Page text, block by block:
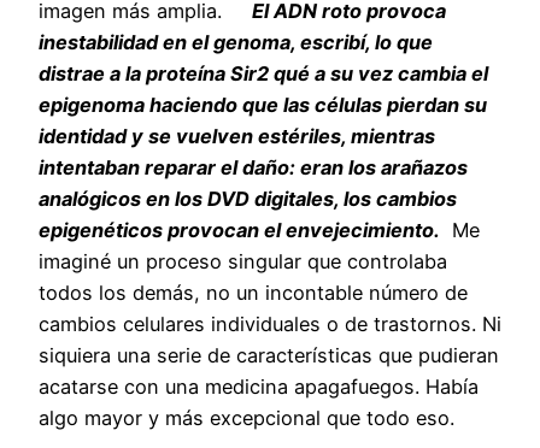
imagen más amplia.
El ADN roto provoca
inestabilidad en el genoma, escribí, lo que
distrae a la proteína Sir2 qué a su vez cambia el
epigenoma haciendo que las células pierdan su
identidad y se vuelven estériles, mientras
intentaban reparar el daño: eran los arañazos
analógicos en los DVD digitales, los cambios
epigenéticos provocan el envejecimiento. Me
imaginé un proceso singular que controlaba
todos los demás, no un incontable número de
cambios celulares individuales o de trastornos. Ni
siquiera una serie de características que pudieran
acatarse con una medicina apagafuegos. Había
algo mayor y más excepcional que todo eso.